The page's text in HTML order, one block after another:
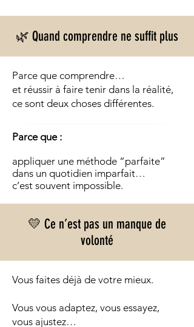
🌿 Quand comprendre ne suffit plus
Parce que comprendre…
et réussir à faire tenir dans la réalité,
ce sont deux choses différentes.
Parce que :
appliquer une méthode “parfaite”
dans un quotidien imparfait…
c’est souvent impossible.
💛 Ce n’est pas un manque de
volonté
Vous faites déjà de votre mieux.
Vous vous adaptez, vous essayez,
vous ajustez…